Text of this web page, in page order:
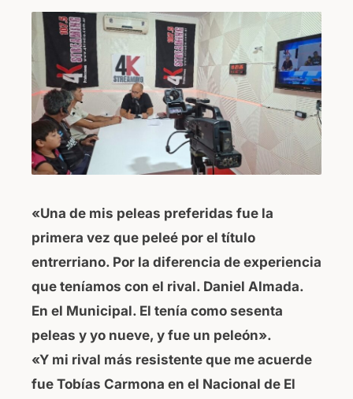
«Una de mis peleas preferidas fue la
primera vez que peleé por el título
entrerriano. Por la diferencia de experiencia
que teníamos con el rival. Daniel Almada.
En el Municipal. El tenía como sesenta
peleas y yo nueve, y fue un peleón».
«Y mi rival más resistente que me acuerde
fue Tobías Carmona en el Nacional de El